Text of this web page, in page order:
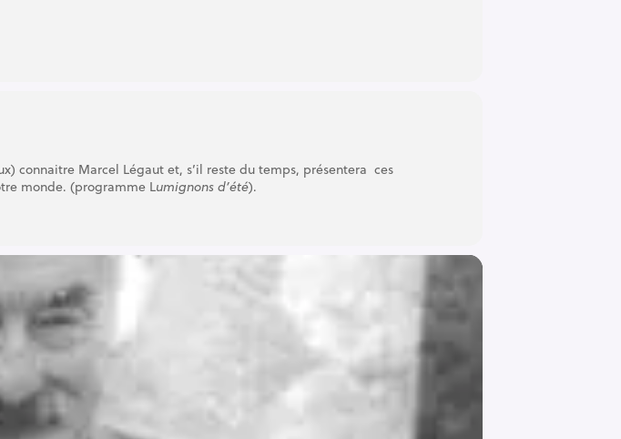
connaitre Marcel Légaut et, s’il reste du temps, présentera ces
monde. (programme Lumignons d’été).